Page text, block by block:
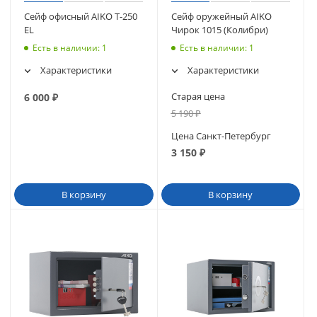
Сейф офисный AIKO Т-250
EL
Есть в наличии: 1
Характеристики
6 000 ₽
В корзину
Сейф оружейный AIKO
Чирок 1015 (Колибри)
Есть в наличии: 1
Характеристики
Старая цена
5 190₽
Цена Cанкт-Петербург
3 150₽
В корзину